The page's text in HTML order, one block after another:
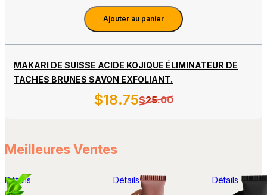
Ajouter au panier
MAKARI DE SUISSE ACIDE KOJIQUE ÉLIMINATEUR DE
TACHES BRUNES SAVON EXFOLIANT.
$18.75$25.00
Meilleures Ventes
Détails Détails Détails